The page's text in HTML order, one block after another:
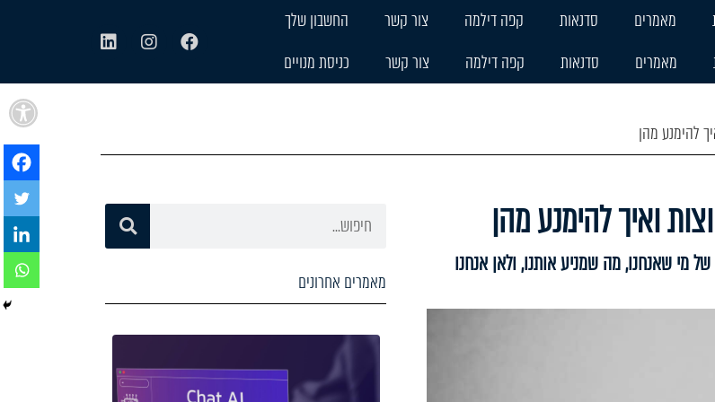
מאמרים סדנאות קפה דילמה צור קשר
החשבון שלך
מאמרים סדנאות קפה דילמה צור קשר כניסת מנויים
מי שאנחנו, מה שמניע אותנו, ולאן אנחנו
מאמרים אחרונים